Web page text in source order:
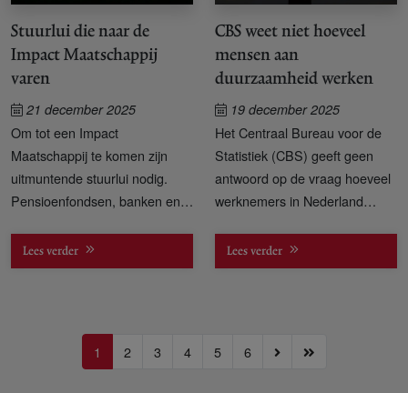
Stuurlui die naar de
Impact Maatschappij
varen
21 december 2025
Om tot een Impact
Maatschappij te komen zijn
uitmuntende stuurlui nodig.
Pensioenfondsen, banken en
daadkrachtig inzetten op
impact investing.
Lees verder
CBS weet niet hoeveel
mensen aan
duurzaamheid werken
19 december 2025
Het Centraal Bureau voor de
Statistiek (CBS) geeft geen
antwoord op de vraag hoeveel
werknemers in Nederland
taken uitvoeren.
Lees verder
1 2 3 4 5 6